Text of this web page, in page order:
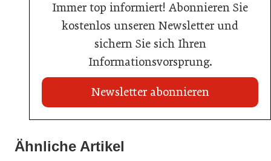
Immer top informiert! Abonnieren Sie
kostenlos unseren Newsletter und
sichern Sie sich Ihren
Informationsvorsprung.
Newsletter abonnieren
Ähnliche Artikel
Land Steiermark startet Qualitätsoffensive für die